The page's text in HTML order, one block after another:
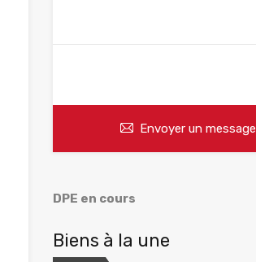
Envoyer un message
DPE en cours
Biens à la une